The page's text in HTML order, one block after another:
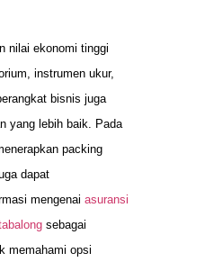
nilai ekonomi tinggi
instrumen ukur,
bisnis juga
yang lebih baik. Pada
packing
dapat
mengenai asuransi
sebagai
memahami opsi